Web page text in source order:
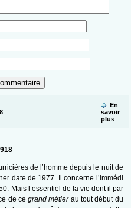
En
savoir
plus
de l’homme depuis le nuit de
date de 1977. Il concerne l’immédi
Mais l’essentiel de la vie dont il par
de cegrand métier au tout début du